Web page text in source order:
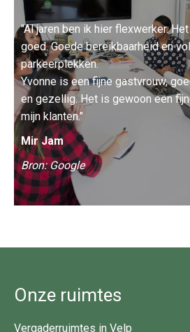
"Al jaren ben ik hier flexwerker.
goed. Goede bereikbaarheid en
parkeerplekken.
Yvonne is een fijne gastvrouw,
en gezellig. Het is gewoon een
mijn klanten."
Mir Jam
Bron: Google
Onze ruimtes
Vergaderruimtes in Velp